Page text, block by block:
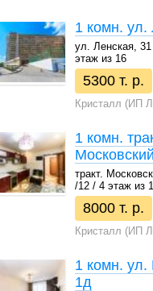
1 комн. ул.
ул. Ленская,
этаж из 16
5300 т. р.
Кристалл (ИП
1 комн.
тракт.
/12 / 4 этаж из
8000 т. р.
Кристалл (ИП
1 комн. ул.
1д